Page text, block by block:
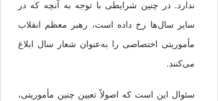
ندارد. در چنین شرایطی با توجه به آنچه که در
سایر سال‌ها رخ داده است، رهبر معظم انقلاب
مأموریتی اختصاصی را به‌عنوان شعار سال ابلاغ
می‌کنند.
سئوال این است که اصولاً تعیین چنین مأموریتی،